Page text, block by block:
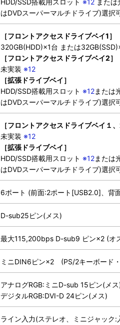
HDD/SSD搭載用スロット ※12 また
はDVDスーパーマルチドライブ)選択
［フロントアクセスドライブベイ1］
320GB(HDD)×1台 または
［フロントアクセスドライブベイ2］
未実装 ※12
［拡張ドライブベイ］
HDD/SSD搭載用スロット ※12または
はDVDスーパーマルチドライブ)選択
［フロントアクセスドライブベイ１、
未実装 ※12
［拡張ドライブベイ］
HDD/SSD搭載用スロット ※12または
はDVDスーパーマルチドライブ)選択
6ポート (前面:2ポート[USB2.0]、背
D-sub25ピン(メス)
最大115,200bps D-sub9 ピン×2 (オ
ミニDIN6ピン×2 (PS/2キーボード
アナログRGB:ミニD-sub 15ピン(メス
デジタルRGB:DVI-D 24ピン(メス)
ライン入力(ステレオ、ミニジャッ